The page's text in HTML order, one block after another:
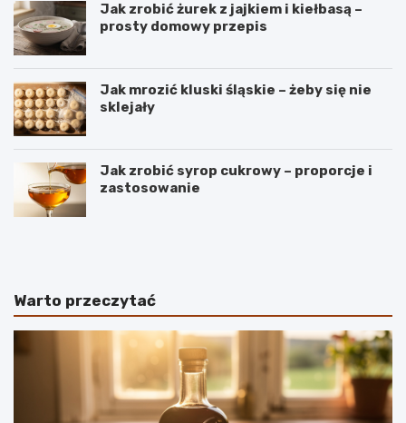
Jak zrobić żurek z jajkiem i kiełbasą –
prosty domowy przepis
Jak mrozić kluski śląskie – żeby się nie
sklejały
Jak zrobić syrop cukrowy – proporcje i
zastosowanie
B
y
–
r
S
t
y
i
Warto przeczytać